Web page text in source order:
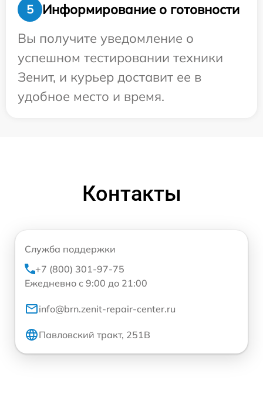
5
Информирование о готовности
Вы получите уведомление о
успешном тестировании техники
Зенит, и курьер доставит ее в
удобное место и время.
Контакты
Служба поддержки
+7 (800) 301-97-75
Ежедневно с 9:00 до 21:00
info@brn.zenit-repair-center.ru
Павловский тракт, 251В